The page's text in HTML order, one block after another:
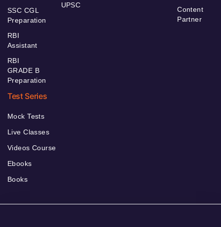
SSC CGL
Preparation
RBI
Assistant
RBI
GRADE B
Preparation
UPSC
Content
Partner
Test Series
Mock Tests
Live Classes
Videos Course
Ebooks
Books